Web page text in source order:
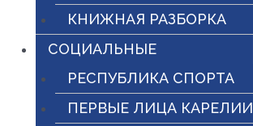
КНИЖНАЯ РАЗБОРКА
СОЦИАЛЬНЫЕ
РЕСПУБЛИКА СПОРТА
ПЕРВЫЕ ЛИЦА КАРЕЛИИ